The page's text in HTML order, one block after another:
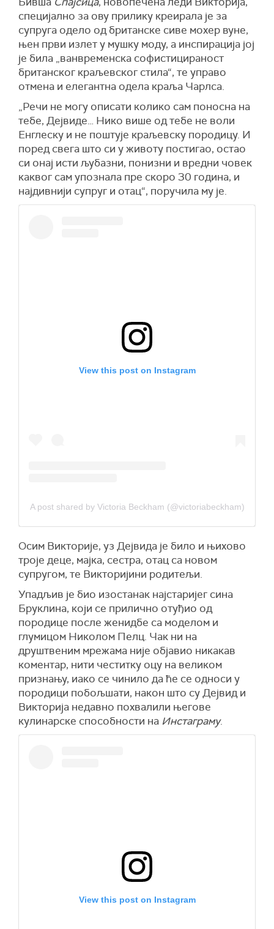
специјално за ову прилику креирала је за
супруга одело од британске сиве мохер вуне,
њен први излет у мушку моду, а инспирација јој
је била „ванвременска софистицираност
британског краљевског стила“, те управо
отмена и елегантна одела краља Чарлса.
„Речи не могу описати колико сам поносна на
тебе, Дејвиде… Нико више од тебе не воли
Енглеску и не поштује краљевску породицу. И
поред свега што си у животу постигао, остао
си онај исти љубазни, понизни и вредни човек
каквог сам упознала пре скоро 30 година, и
најдивнији супруг и отац“, поручила му је.
View this post on Instagram
A post shared by Victoria Beckham (@victoriabeckham)
Осим Викторије, уз Дејвида је било и њихово
троје деце, мајка, сестра, отац са новом
супругом, те Викторијини родитељи.
Упадљив је био изостанак најстаријег сина
Бруклина, који се прилично отуђио од
породице после женидбе са моделом и
глумицом Николом Пелц. Чак ни на
друштвеним мрежама није објавио никакав
коментар, нити честитку оцу на великом
признању, иако се чинило да ће се односи у
породици побољшати, након што су Дејвид и
Викторија недавно похвалили његове
кулинарске способности на Инстаграму.
View this post on Instagram